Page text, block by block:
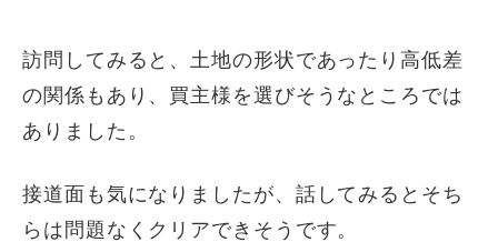
訪問してみると、土地の形状であったり高低差
の関係もあり、買主様を選びそうなところでは
ありました。
接道面も気になりましたが、話してみるとそち
らは問題なくクリアできそうです。